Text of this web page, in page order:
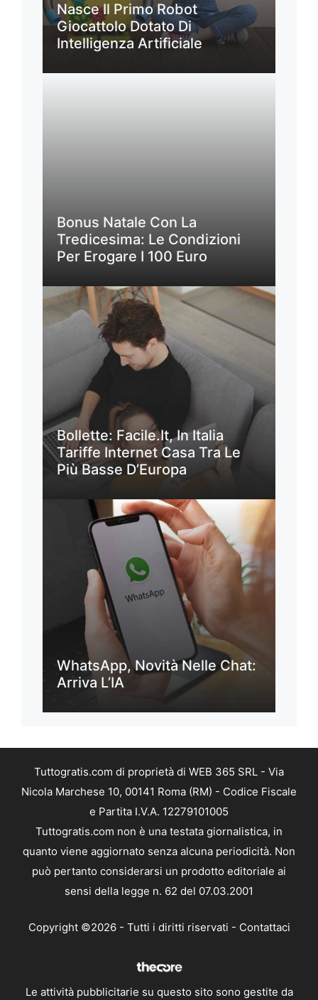
Nasce Il Primo Robot
Giocattolo Dotato Di
Intelligenza Artificiale
Bonus Natale Con La
Tredicesima: Le Condizioni
Per Erogare I 100 Euro
Bollette: Facile.it, In Italia
Tariffe Internet Casa Tra Le
Più Basse D’Europa
WhatsApp, Novità Nelle Chat:
Arriva L’IA
Tuttogratis.com di proprietà di WEB 365 SRL - Via
Nicola Marchese 10, 00141 Roma (RM) - Codice Fiscale
e Partita I.V.A. 12279101005
Tuttogratis.com non è una testata giornalistica, in
quanto viene aggiornato senza alcuna periodicità. Non
può pertanto considerarsi un prodotto editoriale ai
sensi della legge n. 62 del 07.03.2001
Copyright ©2026 - Tutti i diritti riservati - Contattaci
Le attività pubblicitarie su questo sito sono gestite da